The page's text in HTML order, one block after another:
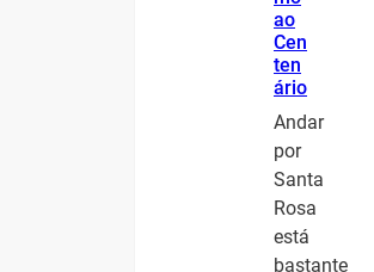
ao
Cen
ten
ário
Andar
por
Santa
Rosa
está
bastante